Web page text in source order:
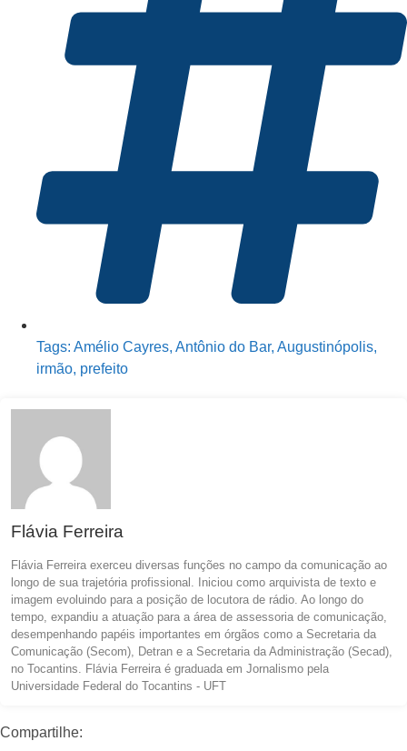
Tags: Amélio Cayres, Antônio do Bar, Augustinópolis,
irmão, prefeito
Flávia Ferreira
Flávia Ferreira exerceu diversas funções no campo da comunicação ao
longo de sua trajetória profissional. Iniciou como arquivista de texto e
imagem evoluindo para a posição de locutora de rádio. Ao longo do
tempo, expandiu a atuação para a área de assessoria de comunicação,
desempenhando papéis importantes em órgãos como a Secretaria da
Comunicação (Secom), Detran e a Secretaria da Administração (Secad),
no Tocantins. Flávia Ferreira é graduada em Jornalismo pela
Universidade Federal do Tocantins - UFT
Compartilhe: